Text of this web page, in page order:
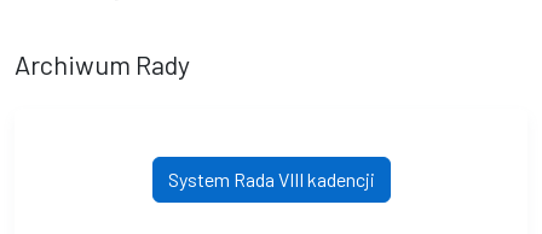
Archiwum Rady
System Rada VIII kadencji